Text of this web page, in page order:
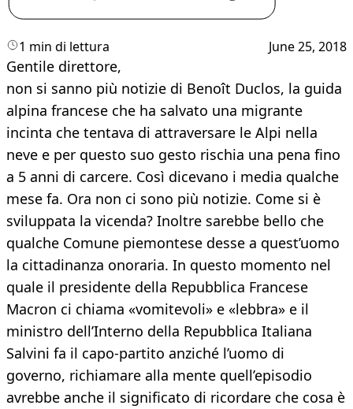
1 min di lettura June 25, 2018
Gentile direttore,
non si sanno più notizie di Benoît Duclos, la guida
alpina francese che ha salvato una migrante
incinta che tentava di attraversare le Alpi nella
neve e per questo suo gesto rischia una pena fino
a 5 anni di carcere. Così dicevano i media qualche
mese fa. Ora non ci sono più notizie. Come si è
sviluppata la vicenda? Inoltre sarebbe bello che
qualche Comune piemontese desse a quest’uomo
la cittadinanza onoraria. In questo momento nel
quale il presidente della Repubblica Francese
Macron ci chiama «vomitevoli» e «lebbra» e il
ministro dell’Interno della Repubblica Italiana
Salvini fa il capo-partito anziché l’uomo di
governo, richiamare alla mente quell’episodio
avrebbe anche il significato di ricordare che cosa è